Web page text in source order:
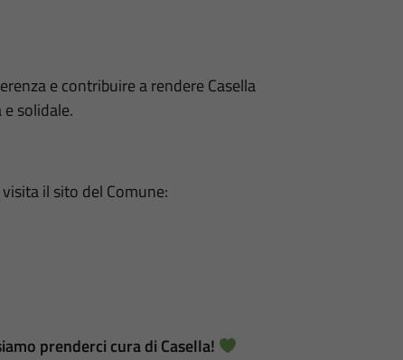
e contribuire a rendere Casella
solidale.
il sito del Comune:
prenderci cura di Casella!